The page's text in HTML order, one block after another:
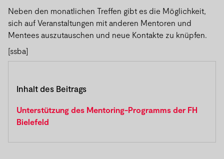
Neben den monatlichen Treffen gibt es die Möglichkeit,
sich auf Veranstaltungen mit anderen Mentoren und
Mentees auszutauschen und neue Kontakte zu knüpfen.
[ssba]
Inhalt des Beitrags
Unterstützung des Mentoring-Programms der FH
Bielefeld